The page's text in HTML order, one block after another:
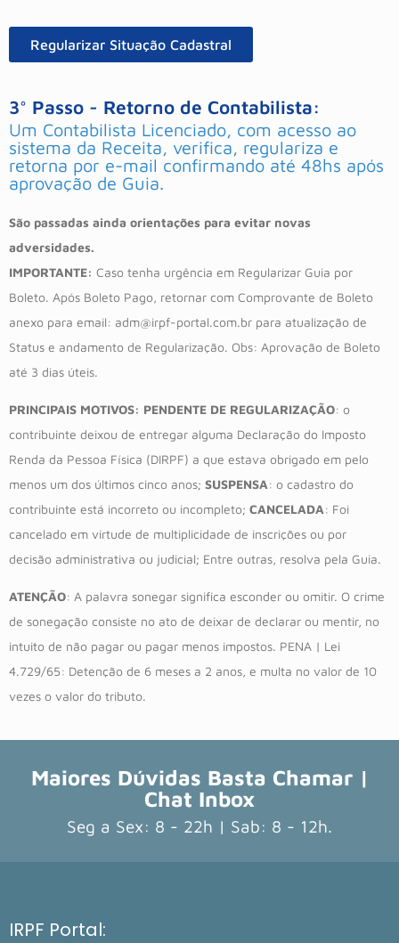
Regularizar Situação Cadastral
PRINCIPAIS MOTIVOS: PENDENTE DE REGULARIZAÇÃO: o
contribuinte deixou de entregar alguma Declaração do Imposto
Renda da Pessoa Física (DIRPF) a que estava obrigado em pelo
menos um dos últimos cinco anos; SUSPENSA: o cadastro do
contribuinte está incorreto ou incompleto; CANCELADA: Foi
cancelado em virtude de multiplicidade de inscrições ou por
decisão administrativa ou judicial; Entre outras, resolva pela Guia.
ATENÇÃO: A palavra sonegar significa esconder ou omitir. O crime
de sonegação consiste no ato de deixar de declarar ou mentir, no
intuito de não pagar ou pagar menos impostos. PENA | Lei
4.729/65: Detenção de 6 meses a 2 anos, e multa no valor de 10
vezes o valor do tributo.
3° Passo - Retorno de Contabilista:
Um Contabilista Licenciado, com acesso ao
sistema da Receita, verifica, regulariza e
retorna por e-mail confirmando até 48hs após
aprovação de Guia.
São passadas ainda orientações para evitar novas
adversidades.
IMPORTANTE: Caso tenha urgência em Regularizar Guia por
Boleto. Após Boleto Pago, retornar com Comprovante de Boleto
anexo para email: adm@irpf-portal.com.br para atualização de
Status e andamento de Regularização. Obs: Aprovação de Boleto
até 3 dias úteis.
Maiores Dúvidas Basta Chamar |
Chat Inbox
Seg a Sex: 8 - 22h | Sab: 8 - 12h.
IRPF Portal: